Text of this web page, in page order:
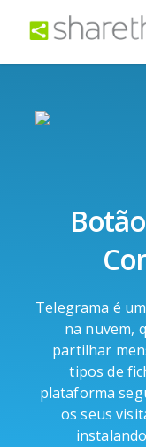
Telegrama é
na nuvem,
partilhar
tipos de
plataforma
os seus